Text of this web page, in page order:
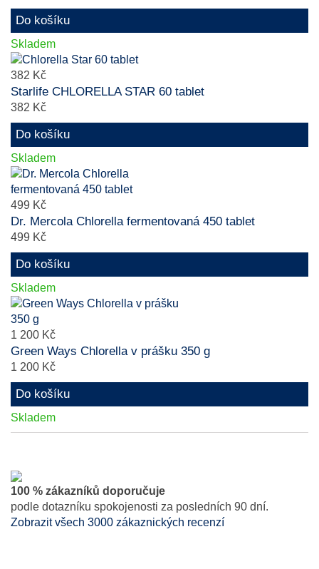
Do košíku
Skladem
382 Kč
Starlife CHLORELLA STAR 60 tablet
382 Kč
Do košíku
Skladem
499 Kč
Dr. Mercola Chlorella fermentovaná 450 tablet
499 Kč
Do košíku
Skladem
1 200 Kč
Green Ways Chlorella v prášku 350 g
1 200 Kč
Do košíku
Skladem
100 % zákazníků doporučuje
podle dotazníku spokojenosti za posledních 90 dní.
Zobrazit všech 3000 zákaznických recenzí